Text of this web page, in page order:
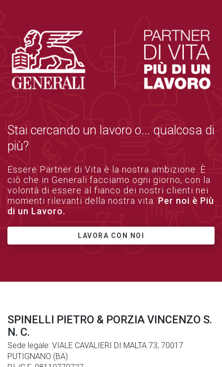
Stai cercando un lavoro o... qualcosa di
più?
Essere Partner di Vita è la nostra ambizione. È
ciò che in Generali facciamo ogni giorno, con la
volontà di essere al fianco dei nostri clienti nei
momenti rilevanti della nostra vita. Per noi è Più
di un Lavoro.
LAVORA CON NOI
SPINELLI PIETRO & PORZIA VINCENZO S.
N. C.
Sede legale: VIALE CAVALIERI DI MALTA 73, 70017
PUTIGNANO (BA)